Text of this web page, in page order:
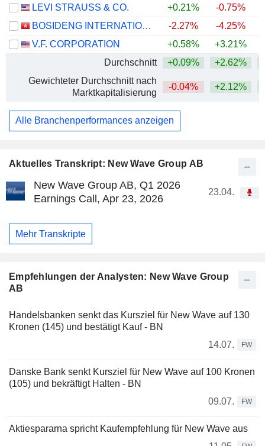
Aktuelles Transkript: New Wave Group AB
New Wave Group AB, Q1 2026
Earnings Call, Apr 23, 2026
23.04.
Mehr Transkripte
Empfehlungen der Analysten: New Wave Group
AB
Handelsbanken senkt das Kursziel für New Wave auf 130
Kronen (145) und bestätigt Kauf - BN
14.07.
FW
Danske Bank senkt Kursziel für New Wave auf 100 Kronen
(105) und bekräftigt Halten - BN
09.07.
FW
Aktiespararna spricht Kaufempfehlung für New Wave aus
LEVI STRAUSS & CO.
+0.21% -0.75%
BOSIDENG INTERNATIONAL HOLDINGS LIMITED
-2.27% -4.25%
V.F. CORPORATION
+0.58% +3.21%
Durchschnitt
+0.09% +2.62%
Gewichteter Durchschnitt nach
Marktkapitalisierung
-0.04% +2.12%
Alle Branchenperformances anzeigen